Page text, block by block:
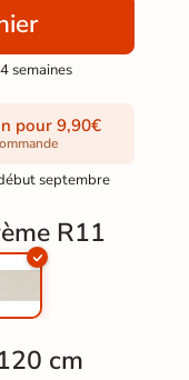
semaines
pour 9,90€
septembre
R11
cm